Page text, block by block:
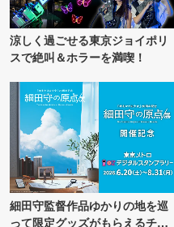
涼しく過ごせる東京ジョイポリ
スで絶叫＆ホラーを満喫！
細田守監督作品ゆかりの地を巡
って限定グッズがもらえるチャ